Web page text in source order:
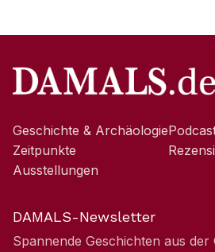
Geschichte & Archäologie
Zeitpunkte
Ausstellungen
DAMALS-Newsletter
Spannende Geschichten aus der